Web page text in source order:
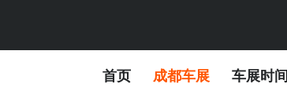
首页 成都车展 车展时间